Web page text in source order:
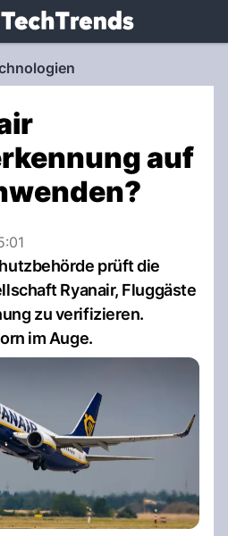
auf
prüft die
Ryanair, Fluggäste
zu verifizieren.
im Auge.